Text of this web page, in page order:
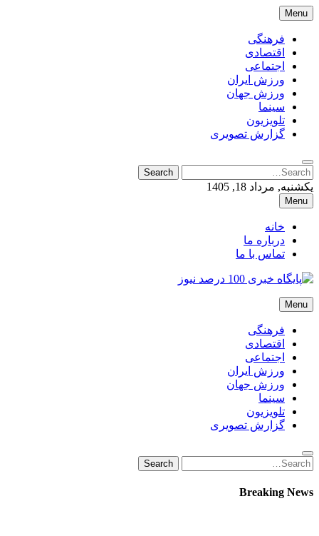
Skip
to
content
Menu
فرهنگی
اقتصادی
اجتماعی
ورزش ایران
ورزش جهان
سینما
تلویزیون
گزارش تصویری
Search
for:
Search
یکشنبه, مرداد 18, 1405
Menu
خانه
درباره ما
تماس با ما
پایگاه خبری 100 درصد نیوز
پایگاه خبری 100 درصد نیوز
Menu
فرهنگی
اقتصادی
اجتماعی
ورزش ایران
ورزش جهان
سینما
تلویزیون
گزارش تصویری
Search
for:
Search
Breaking News